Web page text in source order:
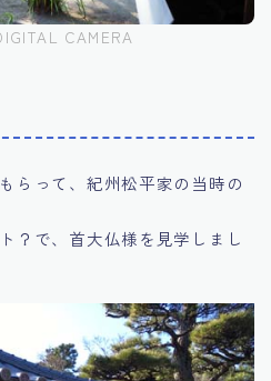
CAMERA
らって、紀州松平家の当時の
？で、首大仏様を見学しまし